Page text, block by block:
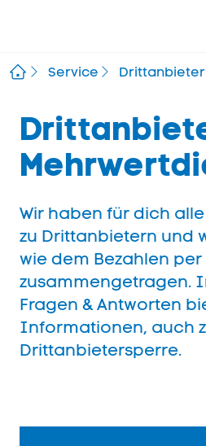
Service Drittanbieter
Wir haben für dich
zu Drittanbietern und
wie dem Bezahlen
zusammengetragen.
Fragen & Antworten
Informationen, auch
Drittanbietersperre.